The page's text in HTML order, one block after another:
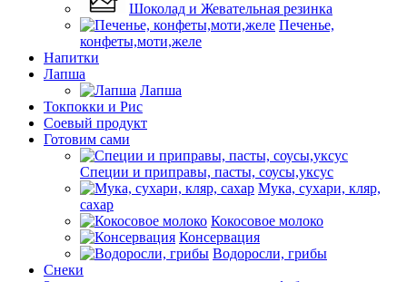
Шоколад и Жевательная резинка
Печенье,
конфеты,моти,желе
Напитки
Лапша
Лапша
Токпокки и Рис
Соевый продукт
Готовим сами
Специи и приправы, пасты, соусы,уксус
Мука, сухари, кляр,
сахар
Кокосовое молоко
Консервация
Водоросли, грибы
Снеки